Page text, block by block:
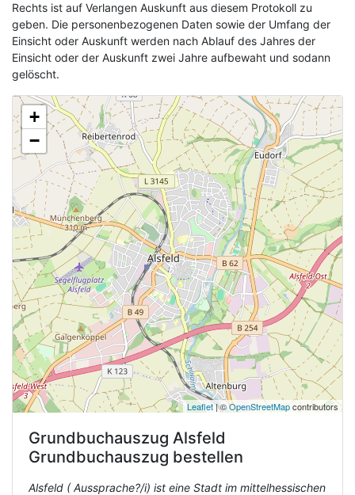
Rechts ist auf Verlangen Auskunft aus diesem Protokoll zu
geben. Die personenbezogenen Daten sowie der Umfang der
Einsicht oder Auskunft werden nach Ablauf des Jahres der
Einsicht oder der Auskunft zwei Jahre aufbewaht und sodann
gelöscht.
+
−
Leaflet| ©OpenStreetMapcontributors
Grundbuchauszug Alsfeld
Grundbuchauszug bestellen
Alsfeld ( Aussprache?/i) ist eine Stadt im mittelhessischen